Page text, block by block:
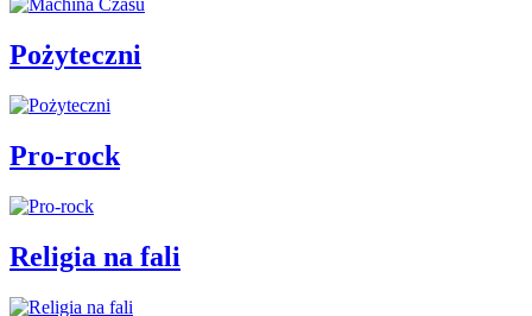
Pożyteczni
Pro-rock
Religia na fali